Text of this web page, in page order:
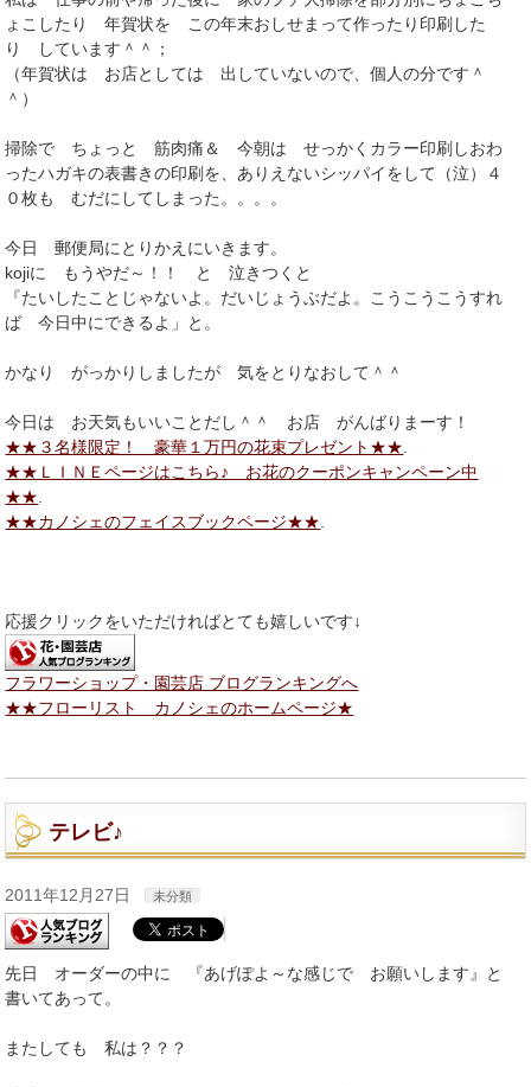
ょこしたり 年賀状を この年末おしせまって作ったり印刷した
り しています＾＾；
（年賀状は お店としては 出していないので、個人の分です＾
＾）
掃除で ちょっと 筋肉痛＆ 今朝は せっかくカラー印刷しおわ
ったハガキの表書きの印刷を、ありえないシッパイをして（泣）４
０枚も むだにしてしまった。。。。
今日 郵便局にとりかえにいきます。
kojiに もうやだ～！！ と 泣きつくと
『たいしたことじゃないよ。だいじょうぶだよ。こうこうこうすれ
ば 今日中にできるよ」と。
かなり がっかりしましたが 気をとりなおして＾＾
今日は お天気もいいことだし＾＾ お店 がんばりまーす！
★★３名様限定！ 豪華１万円の花束プレゼント★★
★★ＬＩＮＥページはこちら♪ お花のクーポンキャンペーン中
★★
★★カノシェのフェイスブックページ★★
応援クリックをいただければとても嬉しいです↓
フラワーショップ・園芸店 ブログランキングへ
★★フローリスト カノシェのホームページ★
テレビ♪
2011年12月27日 未分類
先日 オーダーの中に 『あげぽよ～な感じで お願いします』と
書いてあって。
またしても 私は？？？